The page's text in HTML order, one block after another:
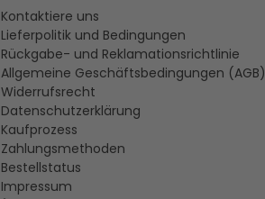
Kontaktiere uns
Lieferpolitik und Bedingungen
Rückgabe- und Reklamationsrichtlinie
Allgemeine Geschäftsbedingungen (AGB)
Widerrufsrecht
Datenschutzerklärung
Kaufprozess
Zahlungsmethoden
Bestellstatus
Impressum